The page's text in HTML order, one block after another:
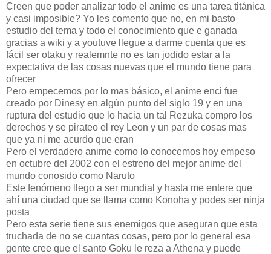
Creen que poder analizar todo el anime es una tarea titánica
y casi imposible? Yo les comento que no, en mi basto
estudio del tema y todo el conocimiento que e ganada
gracias a wiki y a youtuve llegue a darme cuenta que es
fácil ser otaku y realemnte no es tan jodido estar a la
expectativa de las cosas nuevas que el mundo tiene para
ofrecer
Pero empecemos por lo mas básico, el anime enci fue
creado por Dinesy en algún punto del siglo 19 y en una
ruptura del estudio que lo hacia un tal Rezuka compro los
derechos y se pirateo el rey Leon y un par de cosas mas
que ya ni me acurdo que eran
Pero el verdadero anime como lo conocemos hoy empeso
en octubre del 2002 con el estreno del mejor anime del
mundo conosido como Naruto
Este fenómeno llego a ser mundial y hasta me entere que
ahí una ciudad que se llama como Konoha y podes ser ninja
posta
Pero esta serie tiene sus enemigos que aseguran que esta
truchada de no se cuantas cosas, pero por lo general esa
gente cree que el santo Goku le reza a Athena y puede